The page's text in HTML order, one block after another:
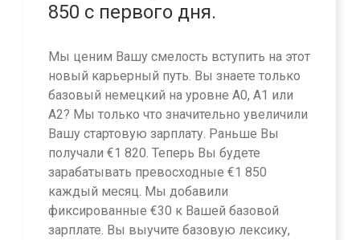
850 с первого дня.
Мы ценим Вашу смелость вступить на этот
новый карьерный путь. Вы знаете только
базовый немецкий на уровне A0, A1 или
A2? Мы только что значительно увеличили
Вашу стартовую зарплату. Раньше Вы
получали €1 820. Теперь Вы будете
зарабатывать превосходные €1 850
каждый месяц. Мы добавили
фиксированные €30 к Вашей базовой
зарплате. Вы выучите базовую лексику,